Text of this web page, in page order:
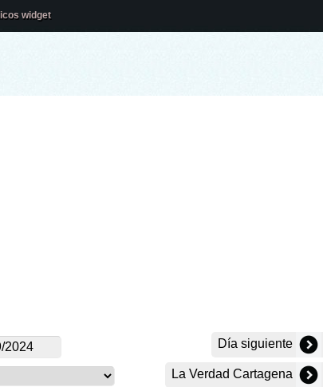
widget
Día siguiente
La Verdad Cartagena